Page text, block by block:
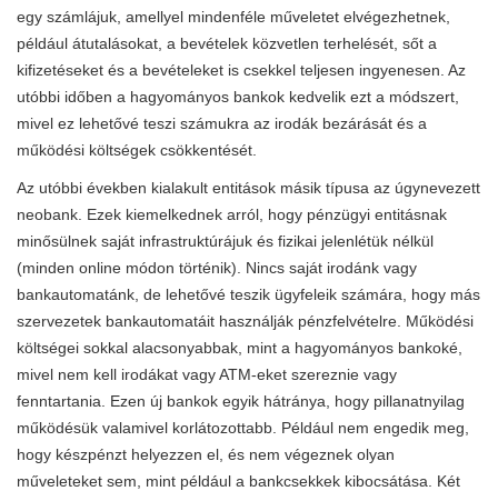
egy számlájuk, amellyel mindenféle műveletet elvégezhetnek,
például átutalásokat, a bevételek közvetlen terhelését, sőt a
kifizetéseket és a bevételeket is csekkel teljesen ingyenesen. Az
utóbbi időben a hagyományos bankok kedvelik ezt a módszert,
mivel ez lehetővé teszi számukra az irodák bezárását és a
működési költségek csökkentését.
Az utóbbi években kialakult entitások másik típusa az úgynevezett
neobank. Ezek kiemelkednek arról, hogy pénzügyi entitásnak
minősülnek saját infrastruktúrájuk és fizikai jelenlétük nélkül
(minden online módon történik). Nincs saját irodánk vagy
bankautomatánk, de lehetővé teszik ügyfeleik számára, hogy más
szervezetek bankautomatáit használják pénzfelvételre. Működési
költségei sokkal alacsonyabbak, mint a hagyományos bankoké,
mivel nem kell irodákat vagy ATM-eket szereznie vagy
fenntartania. Ezen új bankok egyik hátránya, hogy pillanatnyilag
működésük valamivel korlátozottabb. Például nem engedik meg,
hogy készpénzt helyezzen el, és nem végeznek olyan
műveleteket sem, mint például a bankcsekkek kibocsátása. Két